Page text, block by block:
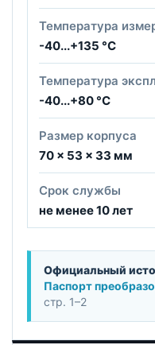
Температура
-40...+135 °C
Температура
-40...+80 °C
Размер корпуса
70 × 53 × 33 мм
Срок службы
не менее 10 лет
Официальный
Паспорт
стр. 1–2